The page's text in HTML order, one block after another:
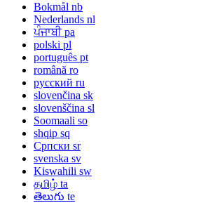
Bokmål nb
Nederlands nl
ਪੰਜਾਬੀ pa
polski pl
português pt
română ro
русский ru
slovenčina sk
slovenščina sl
Soomaali so
shqip sq
Српски sr
svenska sv
Kiswahili sw
தமிழ் ta
తెలుగు te